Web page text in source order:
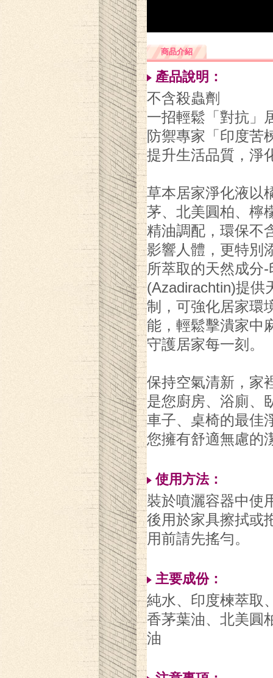
商品介紹
產品說明：
不含殺蟲劑
一招輕鬆「對抗」
防禦專家「印度苦
提升生活品質，淨
草本居家淨化液以
茅、北美圓柏、檸
精油調配，環保不
影響人體，更特別
所萃取的天然成分-
(Azadirachtin)提供
制，可強化居家環
能，輕鬆擊潰家中
守護居家每一刻。
保持空氣清新，家
是您廚房、浴廁、
車子、桌椅的最佳
您擁有舒適無慮的
使用方法：
裝於噴灑容器中使
後用於家具擦拭或
用前請先搖勻。
主要成份：
純水、印度楝萃取
香茅葉油、北美圓
油